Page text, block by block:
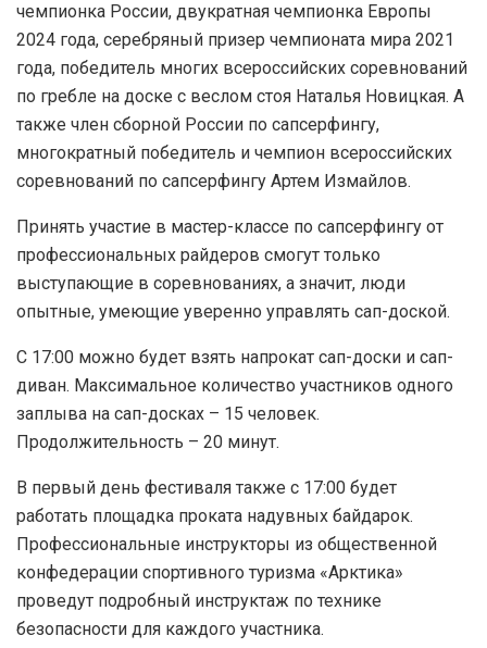
чемпионка России, двукратная чемпионка Европы
2024 года, серебряный призер чемпионата мира 2021
года, победитель многих всероссийских соревнований
по гребле на доске с веслом стоя Наталья Новицкая. А
также член сборной России по сапсерфингу,
многократный победитель и чемпион всероссийских
соревнований по сапсерфингу Артем Измайлов.
Принять участие в мастер-классе по сапсерфингу от
профессиональных райдеров смогут только
выступающие в соревнованиях, а значит, люди
опытные, умеющие уверенно управлять сап-доской.
С 17:00 можно будет взять напрокат сап-доски и сап-
диван. Максимальное количество участников одного
заплыва на сап-досках – 15 человек.
Продолжительность – 20 минут.
В первый день фестиваля также с 17:00 будет
работать площадка проката надувных байдарок.
Профессиональные инструкторы из общественной
конфедерации спортивного туризма «Арктика»
проведут подробный инструктаж по технике
безопасности для каждого участника.